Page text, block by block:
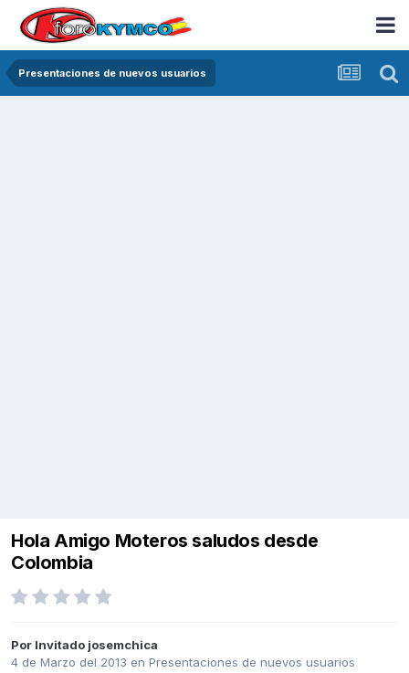
Presentaciones de nuevos usuarios
Hola Amigo Moteros saludos desde
Colombia
Por Invitado josemchica
4 de Marzo del 2013 en Presentaciones de nuevos usuarios